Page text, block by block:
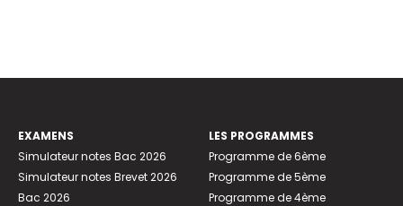
EXAMENS
Simulateur notes Bac 2026
Simulateur notes Brevet 2026
Bac 2026
LES PROGRAMMES
Programme de 6ème
Programme de 5ème
Programme de 4ème